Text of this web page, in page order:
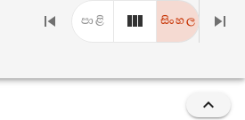
පාළි සිංහල